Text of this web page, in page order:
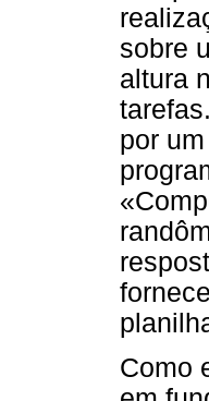
sobre
altura
por
Como